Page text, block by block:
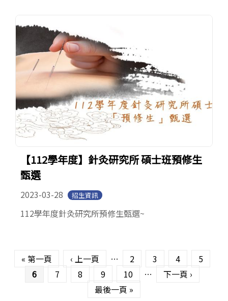
【112學年度】針灸研究所 碩士班預修生
甄選
2023-03-28 招生資訊
112學年度針灸研究所預修生甄選~
« 第一頁 ‹ 上一頁 … 2 3 4
5
6
7 8 9 10 …
下一頁 ›
最後一頁 »